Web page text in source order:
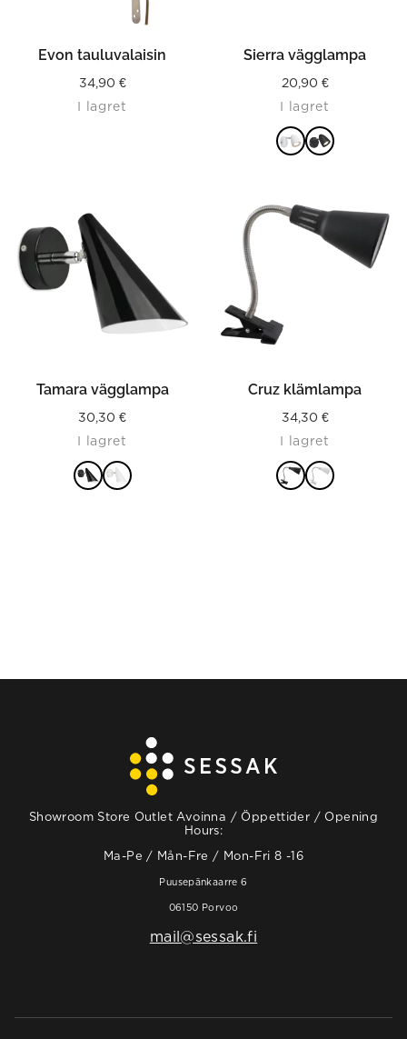
Evon tauluvalaisin
34,90 €
I lagret
Sierra vägglampa
20,90 €
I lagret
Tamara vägglampa
30,30 €
I lagret
Cruz klämlampa
34,30 €
I lagret
Showroom Store Outlet Avoinna / Öppettider / Opening
Hours:
Ma-Pe / Mån-Fre / Mon-Fri 8 -16
Puusepänkaarre 6
06150 Porvoo
mail@sessak.fi